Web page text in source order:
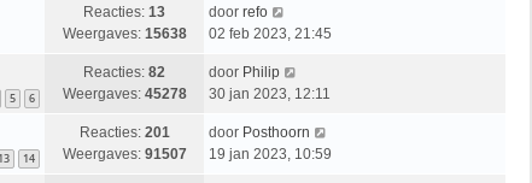
Reacties: 13
Weergaves: 15638
door refo
02 feb 2023, 21:45
5 6
Reacties: 82
Weergaves: 45278
door Philip
30 jan 2023, 12:11
13 14
Reacties: 201
Weergaves: 91507
door Posthoorn
19 jan 2023, 10:59